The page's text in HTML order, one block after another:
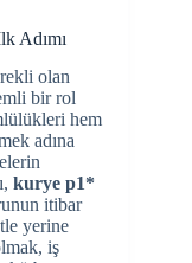
Adımı
olan
bir rol
hem
adına
kurye p1*
itibar
yerine
iş